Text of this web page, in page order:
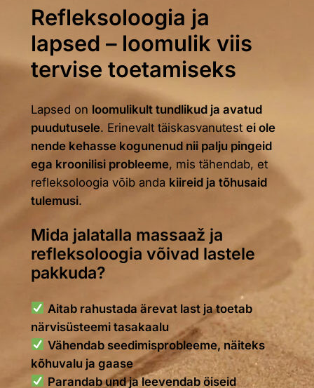
Refleksoloogia ja
lapsed – loomulik viis
tervise toetamiseks
Lapsed on loomulikult tundlikud ja avatud
puudutusele. Erinevalt täiskasvanutest ei ole
nende kehasse kogunenud nii palju pingeid
ega kroonilisi probleeme, mis tähendab, et
refleksoloogia võib anda kiireid ja tõhusaid
tulemusi.
Mida jalatalla massaaž ja
refleksoloogia võivad lastele
pakkuda?
Aitab rahustada ärevat last ja toetab
närvisüsteemi tasakaalu
Vähendab seedimisprobleeme, näiteks
kõhuvalu ja gaase
Parandab und ja leevendab öiseid